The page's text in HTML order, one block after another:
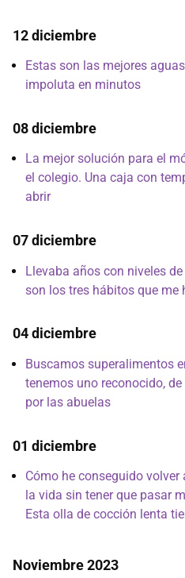
12 diciembre
Estas son las mejores
impoluta en minutos
08 diciembre
La mejor solución para el
el colegio. Una caja con
abrir
07 diciembre
Llevaba años con niveles
son los tres hábitos que me
04 diciembre
Buscamos superalimentos
tenemos uno reconocido,
por las abuelas
01 diciembre
Cómo he conseguido
la vida sin tener que pasar
Esta olla de cocción lenta
Noviembre 2023